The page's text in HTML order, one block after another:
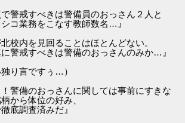
警戒すべきは警備員のおっさん２人と
コ業務をこなす教師数名…』
校内を見回ることはほとんどない。
警戒すべきは警備のおっさんのみか…』
り言ですぅ…）
警備のおっさんに関しては事前にすきな
から体位の好み、
底調査済みだ』